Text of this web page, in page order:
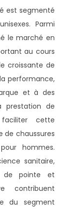
est segmenté
Parmi
le marché en
au cours
croissante de
performance,
et à des
prestation de
cette
de chaussures
hommes.
sanitaire,
de pointe et
contribuent
du segment